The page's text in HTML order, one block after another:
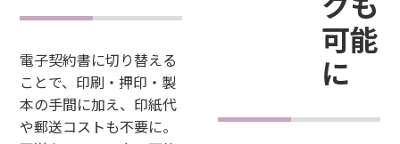
電子契約書に切り替える
ことで、印刷・押印・製
本の手間に加え、印紙代
や郵送コストも不要に。
可能
に